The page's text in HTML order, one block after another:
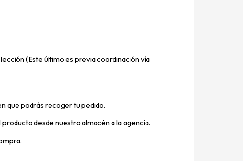
(Este último es previa coordinación vía
que podrás recoger tu pedido.
desde nuestro almacén a la agencia.